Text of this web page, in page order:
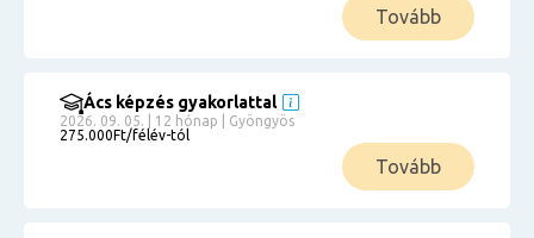
Tovább
Ács képzés gyakorlattal
2026. 09. 05. | 12 hónap | Gyöngyös
275.000Ft/félév-tól
Tovább